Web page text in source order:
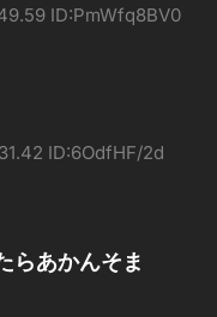
ID:PmWfq8BV0
ID:6OdfHF/2d
らあかんそま